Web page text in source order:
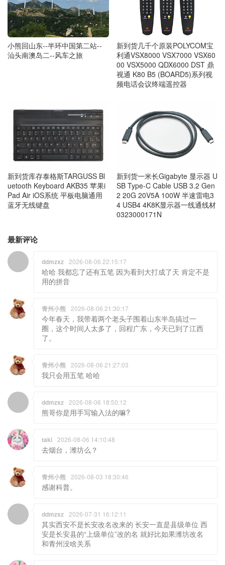
小熊回山东--半环中国第二站--
汕头南澳岛二--风车之旅
新到货几千个原装POLYCOM宝
利通VSX8000 VSX7000 VSX60
00 VSX5000 QDX6000 DST 鼎
视通 K80 B5 (BOARD5)系列视
频电话会议终端遥控器
新到货库存泰格斯TARGUSS Bl
uetooth Keyboard AKB35 苹果i
Pad Air iOS系统 平板电脑通用
蓝牙无线键盘
新到货一米长Gigabyte 显示器 U
SB Type-C Cable USB 3.2 Gen
2 20G 20V5A 100W 半速雷电3
4 USB4 4K8K显示器一线通线材
0323000171N
最新评论
ddmzxz 2026-08-06 22:15:17
哈哈 我都忘了还有五笔 因为看到大打成了天 肯定不是
用的拼音
青州小熊 2026-08-06 21:30:17
今年春天，我带着两个老头子围着山东半岛搞过一
圈，这个时间人太多了，回程广东，今天已到了江西
了。
青州小熊 2026-08-06 21:27:03
我只会用五笔 哈哈
ddmzxz 2026-08-06 18:50:12
熊哥你是用手写输入法的嘛?
taki 2026-08-06 14:10:48
去烟台，潍坊么？
青州小熊 2026-08-03 18:30:46
感谢科普。
ddmzxz 2026-07-31 16:12:11
其实西安不是长安改名改来的 长安一直是县级单位 西
安是长安县的“上级单位”改的名 就好比如果潍坊改名
和青州没啥关系